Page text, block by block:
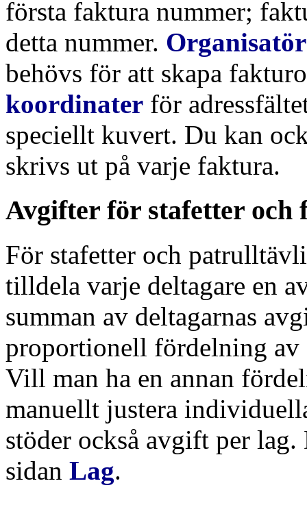
första faktura nummer;
detta nummer. Organisatör
behövs för att skapa
koordinater för
speciellt kuvert. Du kan
skrivs ut på varje faktura.
Avgifter för stafetter och
För stafetter och
tilldela varje deltagare en
summan av deltagarnas
proportionell fördelning
Vill man ha en annan
manuellt justera
stöder också avgift per
sidan Lag.